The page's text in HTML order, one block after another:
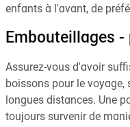
enfants à l'avant, de
Embouteillages -
Assurez-vous d'avoir
boissons pour le
longues distances. Une
toujours survenir de